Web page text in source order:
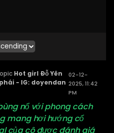
Hot girl Đỗ Yên
- IG: doyendan
02-12-
2025, 11:42
PM
nổ với phong cách
mang hơi hướng cổ
của cô được đánh giá